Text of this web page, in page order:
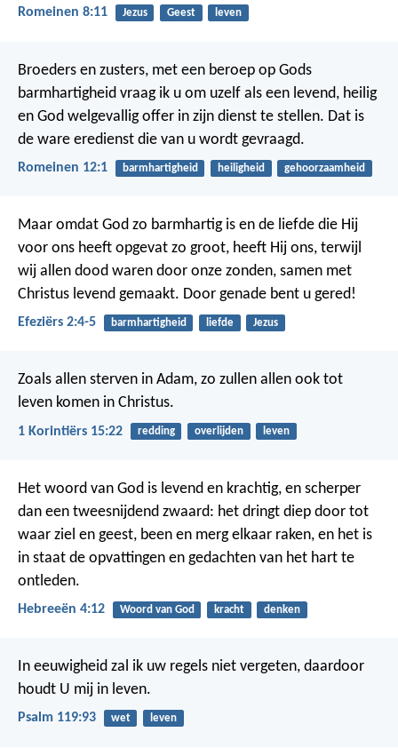
Romeinen 8:11 Jezus Geest leven
Broeders en zusters, met een beroep op Gods
barmhartigheid vraag ik u om uzelf als een levend, heilig
en God welgevallig offer in zijn dienst te stellen. Dat is
de ware eredienst die van u wordt gevraagd.
Romeinen 12:1 barmhartigheid heiligheid gehoorzaamheid
Maar omdat God zo barmhartig is en de liefde die Hij
voor ons heeft opgevat zo groot, heeft Hij ons, terwijl
wij allen dood waren door onze zonden, samen met
Christus levend gemaakt. Door genade bent u gered!
Efeziërs 2:4-5 barmhartigheid liefde Jezus
Zoals allen sterven in Adam, zo zullen allen ook tot
leven komen in Christus.
1 Korintiërs 15:22 redding overlijden leven
Het woord van God is levend en krachtig, en scherper
dan een tweesnijdend zwaard: het dringt diep door tot
waar ziel en geest, been en merg elkaar raken, en het is
in staat de opvattingen en gedachten van het hart te
ontleden.
Hebreeën 4:12 Woord van God kracht denken
In eeuwigheid zal ik uw regels niet vergeten, daardoor
houdt U mij in leven.
Psalm 119:93 wet leven